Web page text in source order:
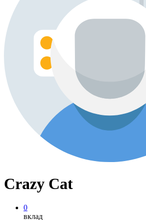
Crazy Cat
0
вклад